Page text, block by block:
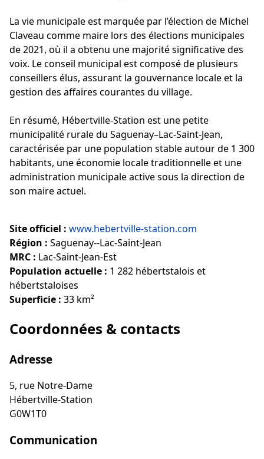
La vie municipale est marquée par l’élection de Michel
Claveau comme maire lors des élections municipales
de 2021, où il a obtenu une majorité significative des
voix. Le conseil municipal est composé de plusieurs
conseillers élus, assurant la gouvernance locale et la
gestion des affaires courantes du village.
En résumé, Hébertville-Station est une petite
municipalité rurale du Saguenay–Lac-Saint-Jean,
caractérisée par une population stable autour de 1 300
habitants, une économie locale traditionnelle et une
administration municipale active sous la direction de
son maire actuel.
Site officiel : www.hebertville-station.com
Région : Saguenay--Lac-Saint-Jean
MRC : Lac-Saint-Jean-Est
Population actuelle : 1 282 hébertstalois et
hébertstaloises
Superficie : 33 km²
Coordonnées & contacts
Adresse
5, rue Notre-Dame
Hébertville-Station
G0W1T0
Communication